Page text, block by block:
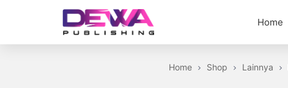
Dewa
Home
Home Shop Lainnya